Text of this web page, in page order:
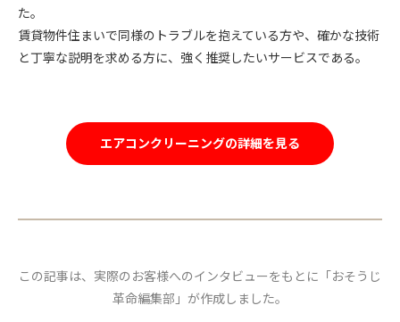
た。
賃貸物件住まいで同様のトラブルを抱えている方や、確かな技術
と丁寧な説明を求める方に、強く推奨したいサービスである。
エアコンクリーニングの詳細を見る
この記事は、実際のお客様へのインタビューをもとに「おそうじ
革命編集部」が作成しました。